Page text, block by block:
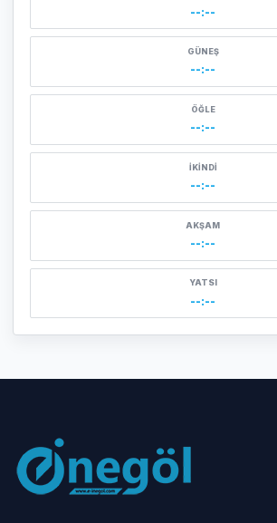
--:--
GÜNEŞ
--:--
ÖĞLE
--:--
İKINDI
--:--
AKŞAM
--:--
YATSI
--:--